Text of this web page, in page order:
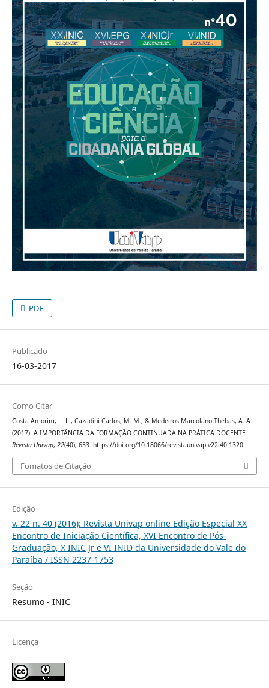
PDF
Publicado
16-03-2017
Como Citar
Costa Amorim, L. L., Cazadini Carlos, M. M., & Medeiros Marcolano Thebas, A. A.
(2017). A IMPORTÂNCIA DA FORMAÇÃO CONTINUADA NA PRÁTICA DOCENTE.
Revista Univap, 22(40), 633. https://doi.org/10.18066/revistaunivap.v22i40.1320
Fomatos de Citação
Edição
v. 22 n. 40 (2016): Revista Univap online Edição Especial XX
Encontro de Iniciação Científica, XVI Encontro de Pós-
Graduação, X INIC Jr e VI INID da Universidade do Vale do
Paraíba / ISSN 2237-1753
Seção
Resumo - INIC
Licença